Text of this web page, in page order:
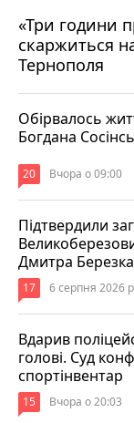
«Три години
скаржиться
Тернополя
Вчора о 13:05
Обірвалось
Богдана
20 Вчора о 09:00
Підтвердили
Дмитра Березка
17 6 серпня 2026
Вдарив
голові. Суд
спортінвентар
15 Вчора о 20:03